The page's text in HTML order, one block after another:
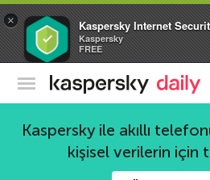
× Kaspersky Internet
Kaspersky
FREE
Kaspersky ile akıllı
kişisel verilerin için